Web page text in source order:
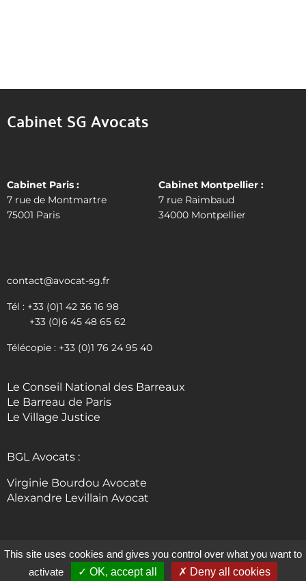
Cabinet SG Avocats
Cabinet Paris :
7 rue de Montmartre
75001 Paris
Cabinet Montpellier :
7 rue Raimbaud
34000 Montpellier
contact@avocat-sg.fr
Tél : +33 (0)1 42 36 16 98
+33 (0)6 45 48 65 62
Télécopie : +33 (0)1 76 24 95 40
Le Conseil National des Barreaux
Le Barreau de Paris
Le Village Justice
BGL Avocats :
Virginie Bourdou Avocate
Alexandre Levillain Avocat
© 2024 TOUS DROITS RÉSERVÉS SG AVOCAT, PARIS 1ER |MENTIONS LÉGALES
POLITIQUE DE CONFIDENTIALITÉ|CONDITIONS GÉNÉRALES DE VENTE
CRÉATION DE SITE INTERNET – EXPERTISE WORDPRESS : WWW.MD-
This site uses cookies and gives you control over what you want to
activate
OK, accept all Deny all cookies